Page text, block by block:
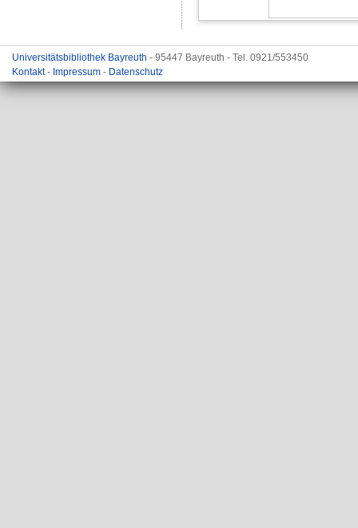
Universitätsbibliothek Bayreuth - 95447 Bayreuth - Tel. 0921/553450
Kontakt- Impressum - Datenschutz